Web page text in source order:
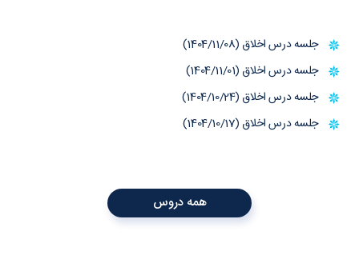
جلسه درس اخلاق (1404/11/08)
جلسه درس اخلاق (1404/11/01)
جلسه درس اخلاق (1404/10/24)
جلسه درس اخلاق (1404/10/17)
همه دروس